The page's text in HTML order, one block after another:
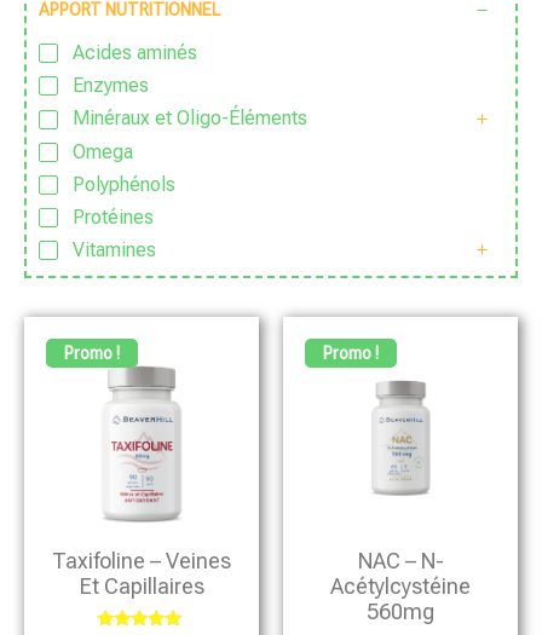
APPORT NUTRITIONNEL
Acides aminés
Enzymes
Minéraux et Oligo-Éléments
Omega
Polyphénols
Protéines
Vitamines
Promo !
Taxifoline – Veines
Et Capillaires
Promo !
NAC – N-
Acétylcystéine
560mg